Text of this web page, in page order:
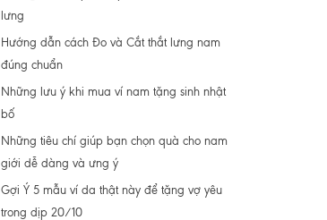
lưng
Hướng dẫn cách Đo và Cắt thắt lưng nam
đúng chuẩn
Những lưu ý khi mua ví nam tặng sinh nhật
bố
Những tiêu chí giúp bạn chọn quà cho nam
giới dễ dàng và ưng ý
Gợi Ý 5 mẫu ví da thật này để tặng vợ yêu
trong dịp 20/10